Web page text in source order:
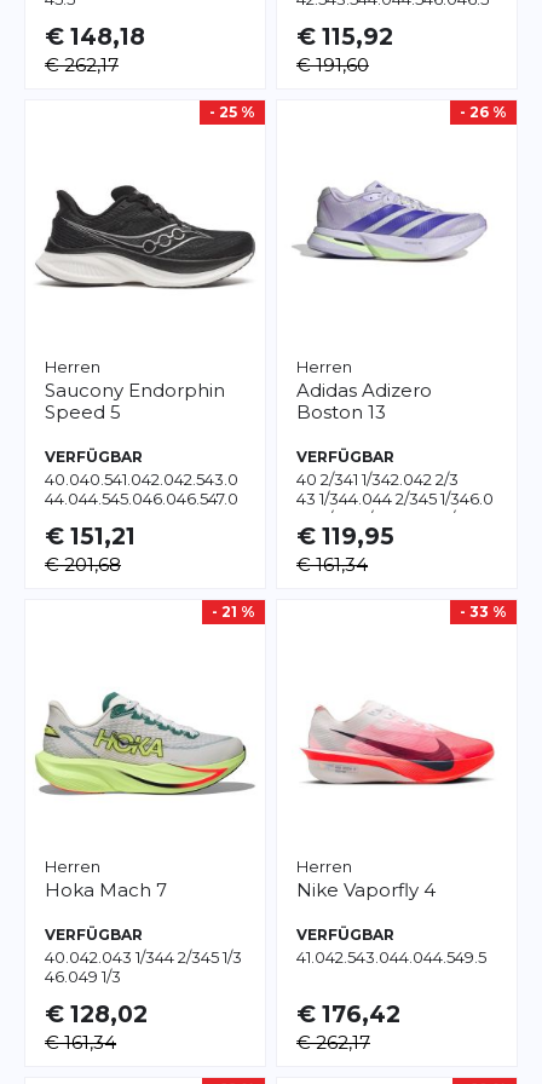
€ 148,18
€ 262,17
€ 115,92
€ 191,60
- 25 %
Herren
Saucony Endorphin
Speed 5
VERFÜGBAR
40.040.541.042.042.543.0
44.044.545.046.046.547.0
€ 151,21
€ 201,68
- 26 %
Herren
Adidas Adizero
Boston 13
VERFÜGBAR
40 2/341 1/342.042 2/3
43 1/344.044 2/345 1/346.0
46 2/3
47 1/3 48 2/3
€ 119,95
€ 161,34
- 21 %
Herren
Hoka Mach 7
VERFÜGBAR
40.042.043 1/344 2/345 1/3
46.049 1/3
€ 128,02
€ 161,34
- 33 %
Herren
Nike Vaporfly 4
VERFÜGBAR
41.042.543.044.044.549.5
€ 176,42
€ 262,17